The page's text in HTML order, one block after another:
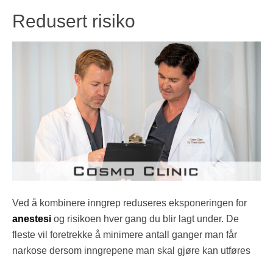
Redusert risiko
Ved å kombinere inngrep reduseres eksponeringen for
anestesi og risikoen hver gang du blir lagt under. De
fleste vil foretrekke å minimere antall ganger man får
narkose dersom inngrepene man skal gjøre kan utføres